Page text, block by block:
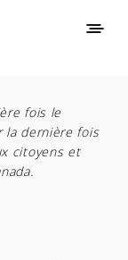
fois le
la dernière fois
citoyens et